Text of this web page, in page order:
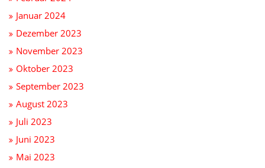
Januar 2024
Dezember 2023
November 2023
Oktober 2023
September 2023
August 2023
Juli 2023
Juni 2023
Mai 2023